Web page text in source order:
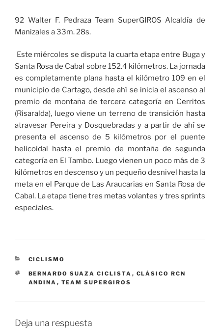
92 Walter F. Pedraza Team SuperGIROS Alcaldía de
Manizales a 33m. 28s.
Este miércoles se disputa la cuarta etapa entre Buga y
Santa Rosa de Cabal sobre 152.4 kilómetros. La jornada
es completamente plana hasta el kilómetro 109 en el
municipio de Cartago, desde ahí se inicia el ascenso al
premio de montaña de tercera categoría en Cerritos
(Risaralda), luego viene un terreno de transición hasta
atravesar Pereira y Dosquebradas y a partir de ahí se
presenta el ascenso de 5 kilómetros por el puente
helicoidal hasta el premio de montaña de segunda
categoría en El Tambo. Luego vienen un poco más de 3
kilómetros en descenso y un pequeño desnivel hasta la
meta en el Parque de Las Araucarias en Santa Rosa de
Cabal. La etapa tiene tres metas volantes y tres sprints
especiales.
CATEGORÍAS
CICLISMO
ETIQUETAS
BERNARDO SUAZA CICLISTA , CLÁSICO RCN
ANDINA , TEAM SUPERGIROS
Deja una respuesta